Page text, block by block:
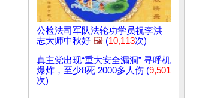
公检法司军队法轮功学员祝李洪
志大师中秋好 🖼️ (10,113次)
真主党出现“重大安全漏洞” 寻呼机
爆炸，至少8死 2000多人伤 (9,501
次)